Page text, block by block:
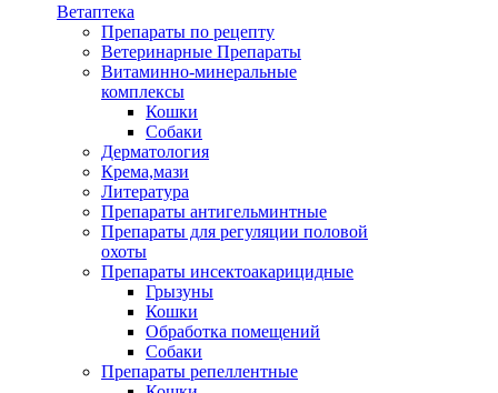
Ветаптека
Препараты по рецепту
Ветеринарные Препараты
Витаминно-минеральные
комплексы
Кошки
Собаки
Дерматология
Крема,мази
Литература
Препараты антигельминтные
Препараты для регуляции половой
охоты
Препараты инсектоакарицидные
Грызуны
Кошки
Обработка помещений
Собаки
Препараты репеллентные